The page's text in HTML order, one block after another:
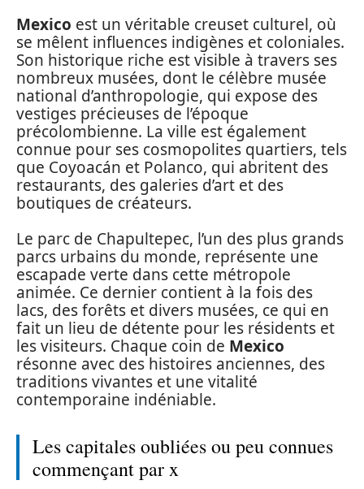
Mexico est un véritable creuset culturel, où
se mêlent influences indigènes et coloniales.
Son historique riche est visible à travers ses
nombreux musées, dont le célèbre musée
national d’anthropologie, qui expose des
vestiges précieuses de l’époque
précolombienne. La ville est également
connue pour ses cosmopolites quartiers, tels
que Coyoacán et Polanco, qui abritent des
restaurants, des galeries d’art et des
boutiques de créateurs.
Le parc de Chapultepec, l’un des plus grands
parcs urbains du monde, représente une
escapade verte dans cette métropole
animée. Ce dernier contient à la fois des
lacs, des forêts et divers musées, ce qui en
fait un lieu de détente pour les résidents et
les visiteurs. Chaque coin de Mexico
résonne avec des histoires anciennes, des
traditions vivantes et une vitalité
contemporaine indéniable.
Les capitales oubliées ou peu connues
commençant par x